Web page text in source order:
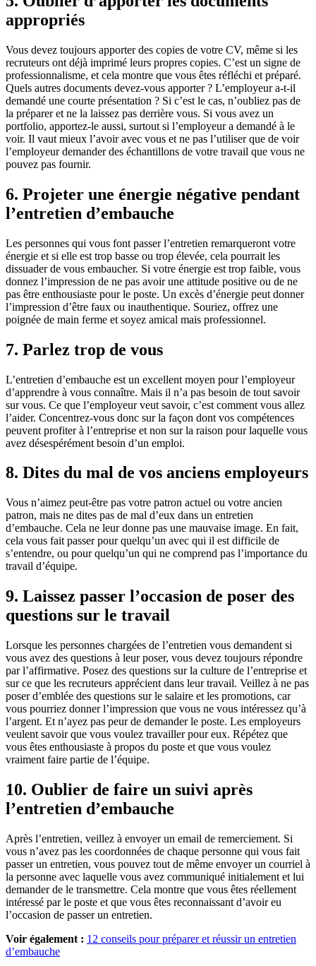
appropriés
Vous devez toujours apporter des copies de votre CV, même si les
recruteurs ont déjà imprimé leurs propres copies. C’est un signe de
professionnalisme, et cela montre que vous êtes réfléchi et préparé.
Quels autres documents devez-vous apporter ? L’employeur a-t-il
demandé une courte présentation ? Si c’est le cas, n’oubliez pas de
la préparer et ne la laissez pas derrière vous. Si vous avez un
portfolio, apportez-le aussi, surtout si l’employeur a demandé à le
voir. Il vaut mieux l’avoir avec vous et ne pas l’utiliser que de voir
l’employeur demander des échantillons de votre travail que vous ne
pouvez pas fournir.
6. Projeter une énergie négative pendant
l’entretien d’embauche
Les personnes qui vous font passer l’entretien remarqueront votre
énergie et si elle est trop basse ou trop élevée, cela pourrait les
dissuader de vous embaucher. Si votre énergie est trop faible, vous
donnez l’impression de ne pas avoir une attitude positive ou de ne
pas être enthousiaste pour le poste. Un excès d’énergie peut donner
l’impression d’être faux ou inauthentique. Souriez, offrez une
poignée de main ferme et soyez amical mais professionnel.
7. Parlez trop de vous
L’entretien d’embauche est un excellent moyen pour l’employeur
d’apprendre à vous connaître. Mais il n’a pas besoin de tout savoir
sur vous. Ce que l’employeur veut savoir, c’est comment vous allez
l’aider. Concentrez-vous donc sur la façon dont vos compétences
peuvent profiter à l’entreprise et non sur la raison pour laquelle vous
avez désespérément besoin d’un emploi.
8. Dites du mal de vos anciens employeurs
Vous n’aimez peut-être pas votre patron actuel ou votre ancien
patron, mais ne dites pas de mal d’eux dans un entretien
d’embauche. Cela ne leur donne pas une mauvaise image. En fait,
cela vous fait passer pour quelqu’un avec qui il est difficile de
s’entendre, ou pour quelqu’un qui ne comprend pas l’importance du
travail d’équipe.
9. Laissez passer l’occasion de poser des
questions sur le travail
Lorsque les personnes chargées de l’entretien vous demandent si
vous avez des questions à leur poser, vous devez toujours répondre
par l’affirmative. Posez des questions sur la culture de l’entreprise et
sur ce que les recruteurs apprécient dans leur travail. Veillez à ne pas
poser d’emblée des questions sur le salaire et les promotions, car
vous pourriez donner l’impression que vous ne vous intéressez qu’à
l’argent. Et n’ayez pas peur de demander le poste. Les employeurs
veulent savoir que vous voulez travailler pour eux. Répétez que
vous êtes enthousiaste à propos du poste et que vous voulez
vraiment faire partie de l’équipe.
10. Oublier de faire un suivi après
l’entretien d’embauche
Après l’entretien, veillez à envoyer un email de remerciement. Si
vous n’avez pas les coordonnées de chaque personne qui vous fait
passer un entretien, vous pouvez tout de même envoyer un courriel à
la personne avec laquelle vous avez communiqué initialement et lui
demander de le transmettre. Cela montre que vous êtes réellement
intéressé par le poste et que vous êtes reconnaissant d’avoir eu
l’occasion de passer un entretien.
Voir également : 12 conseils pour préparer et réussir un entretien
d’embauche